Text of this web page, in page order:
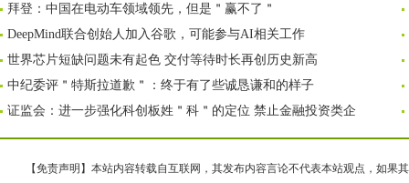
拜登：中国在电动车领域领先，但是＂赢不了＂
DeepMind联合创始人加入谷歌，可能参与AI相关工作
世界芯片短缺问题未有起色 交付等待时长再创历史新高
中纪委评＂特斯拉道歉＂：终于有了些诚恳谦和的样子
证监会：进一步强化科创板姓＂科＂的定位 禁止金融投资类企
【免责声明】本站内容转载自互联网，其发布内容言论不代表本站观点，如果